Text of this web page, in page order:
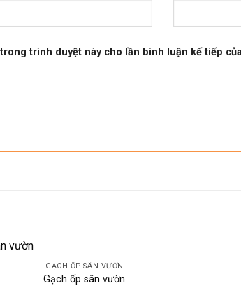
trình duyệt này cho lần bình luận kế tiếp
GẠCH ỐP SÂN VƯỜN
Gạch ốp sân vườn